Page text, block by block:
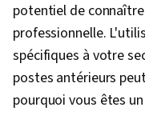
potentiel de
professionnelle.
spécifiques à votre
postes antérieurs
pourquoi vous êtes